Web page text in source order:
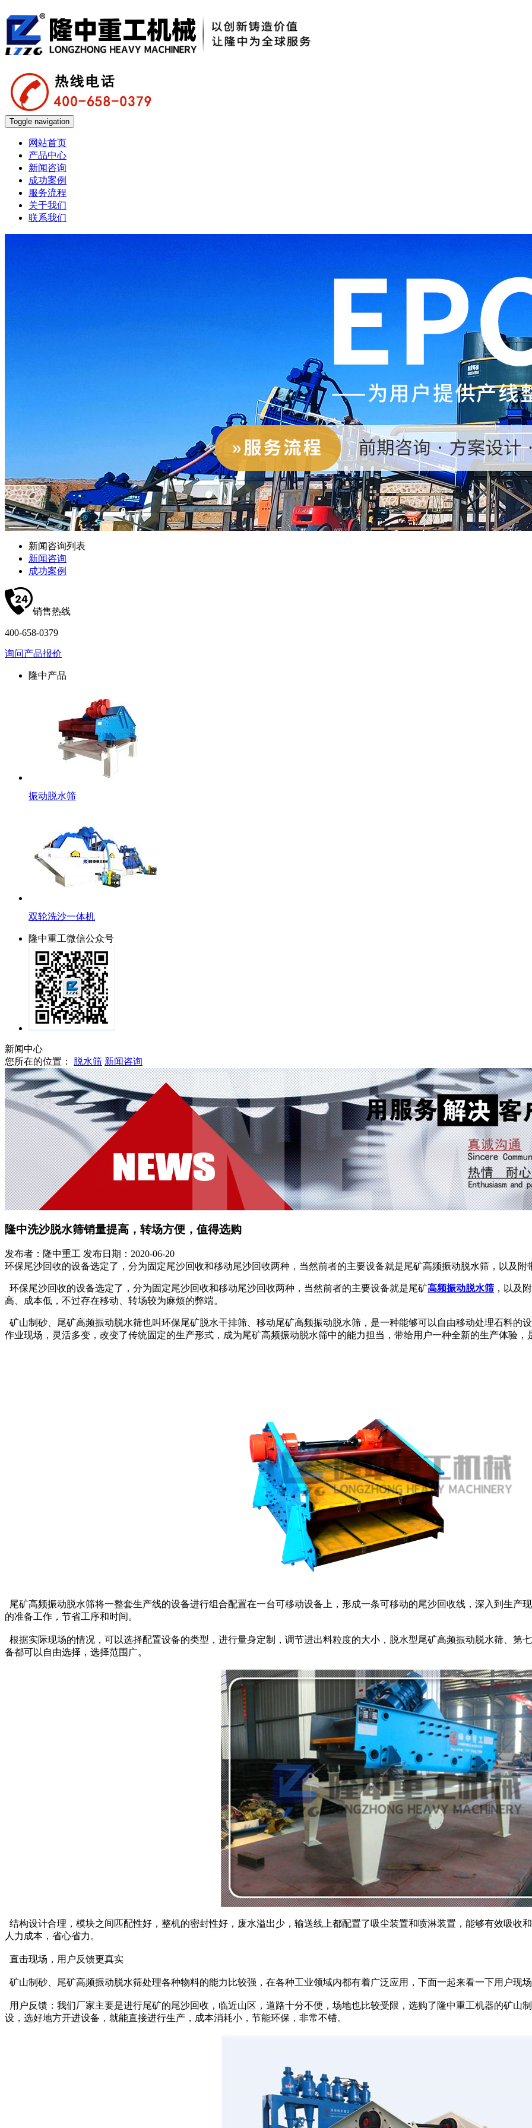
Toggle navigation
网站首页
产品中心
新闻咨询
成功案例
服务流程
关于我们
联系我们
新闻咨询列表
新闻咨询
成功案例
销售热线
400-658-0379
询问产品报价
隆中产品
振动脱水筛
双轮洗沙一体机
隆中重工微信公众号
新闻中心
您所在的位置：
脱水筛 新闻咨询
隆中洗沙脱水筛销量提高，转场方便，值得选购
发布者：隆中重工 发布日期：2020-06-20
环保尾沙回收的设备选定了，分为固定尾沙回收和移动尾沙回收两种，当然前者的主要设备就是尾矿高频振动脱水筛，以及
环保尾沙回收的设备选定了，分为固定尾沙回收和移动尾沙回收两种，当然前者的主要设备就是尾矿高频振动脱水筛 ，以及
高、成本低，不过存在移动、转场较为麻烦的弊端。
矿山制砂、尾矿高频振动脱水筛也叫环保尾矿脱水干排筛、移动尾矿高频振动脱水筛，是一种能够可以自由移动处理石料的
作业现场，灵活多变，改变了传统固定的生产形式，成为尾矿高频振动脱水筛中的能力担当，带给用户一种全新的生产体验，
尾矿高频振动脱水筛将一整套生产线的设备进行组合配置在一台可移动设备上，形成一条可移动的尾沙回收线，深入到生产
的准备工作，节省工序和时间。
根据实际现场的情况，可以选择配置设备的类型，进行量身定制，调节进出料粒度的大小，脱水型尾矿高频振动脱水筛、第
备都可以自由选择，选择范围广。
结构设计合理，模块之间匹配性好，整机的密封性好，废水溢出少，输送线上都配置了吸尘装置和喷淋装置，能够有效吸收
人 力成本，省心省力。
直击现场，用户反馈更真实
矿山制砂、尾矿高频振动脱水筛处理各种物料的能力比较强，在各种工业领域内都有着广泛应用，下面一起来看一下用户现
用户反馈：我们厂家主要是进行尾矿的尾沙回收，临近山区，道路十分不便，场地也比较受限，选购了隆中重工机器的矿山
设，选好地方开进设备，就能直接进行生产，成本消耗小，节能环保，非常不错。